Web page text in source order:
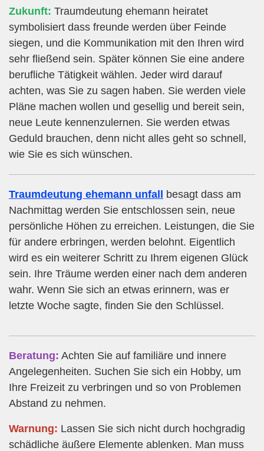
Zukunft: Traumdeutung ehemann heiratet
symbolisiert dass freunde werden über Feinde
siegen, und die Kommunikation mit den Ihren wird
sehr fließend sein. Später können Sie eine andere
berufliche Tätigkeit wählen. Jeder wird darauf
achten, was Sie zu sagen haben. Sie werden viele
Pläne machen wollen und gesellig und bereit sein,
neue Leute kennenzulernen. Sie werden etwas
Geduld brauchen, denn nicht alles geht so schnell,
wie Sie es sich wünschen.
Traumdeutung ehemann unfall
besagt dass am
Nachmittag werden Sie entschlossen sein, neue
persönliche Höhen zu erreichen. Leistungen, die Sie
für andere erbringen, werden belohnt. Eigentlich
wird es ein weiterer Schritt zu Ihrem eigenen Glück
sein. Ihre Träume werden einer nach dem anderen
wahr. Wenn Sie sich an etwas erinnern, was er
letzte Woche sagte, finden Sie den Schlüssel.
Beratung: Achten Sie auf familiäre und innere
Angelegenheiten. Suchen Sie sich ein Hobby, um
Ihre Freizeit zu verbringen und so von Problemen
Abstand zu nehmen.
Warnung: Lassen Sie sich nicht durch hochgradig
schädliche äußere Elemente ablenken. Man muss